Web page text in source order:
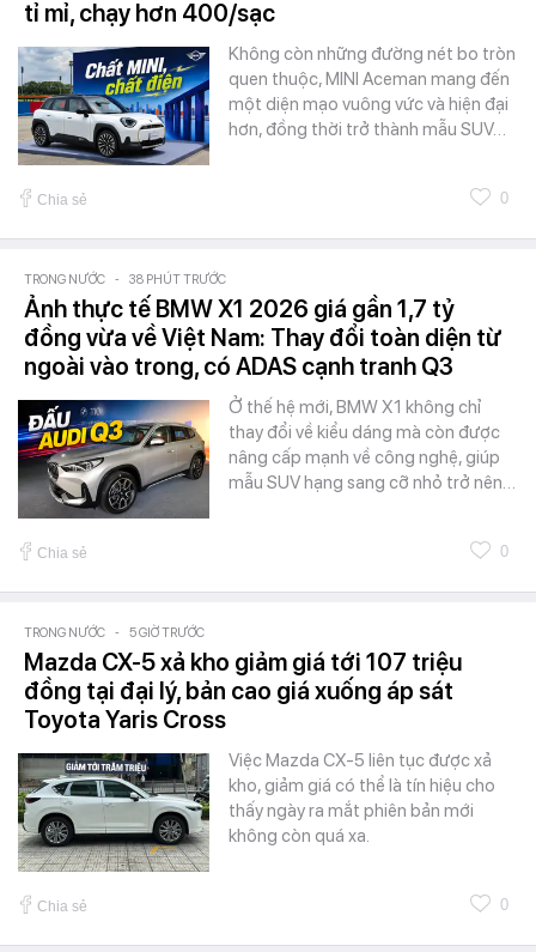
tỉ mỉ, chạy hơn 400/sạc
Không còn những đường nét bo tròn
quen thuộc, MINI Aceman mang đến
một diện mạo vuông vức và hiện đại
hơn, đồng thời trở thành mẫu SUV…
Chia sẻ 0
TRONG NƯỚC - 38 PHÚT TRƯỚC
Ảnh thực tế BMW X1 2026 giá gần 1,7 tỷ
đồng vừa về Việt Nam: Thay đổi toàn diện từ
ngoài vào trong, có ADAS cạnh tranh Q3
Ở thế hệ mới, BMW X1 không chỉ
thay đổi về kiểu dáng mà còn được
nâng cấp mạnh về công nghệ, giúp
mẫu SUV hạng sang cỡ nhỏ trở nên…
Chia sẻ 0
TRONG NƯỚC - 5 GIỜ TRƯỚC
Mazda CX-5 xả kho giảm giá tới 107 triệu
đồng tại đại lý, bản cao giá xuống áp sát
Toyota Yaris Cross
Việc Mazda CX-5 liên tục được xả
kho, giảm giá có thể là tín hiệu cho
thấy ngày ra mắt phiên bản mới
không còn quá xa.
Chia sẻ 0